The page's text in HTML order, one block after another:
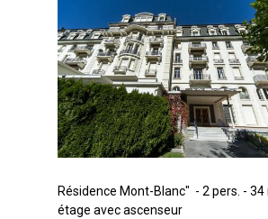
Résidence Mont-Blanc" - 2 pers. - 34
étage avec ascenseur